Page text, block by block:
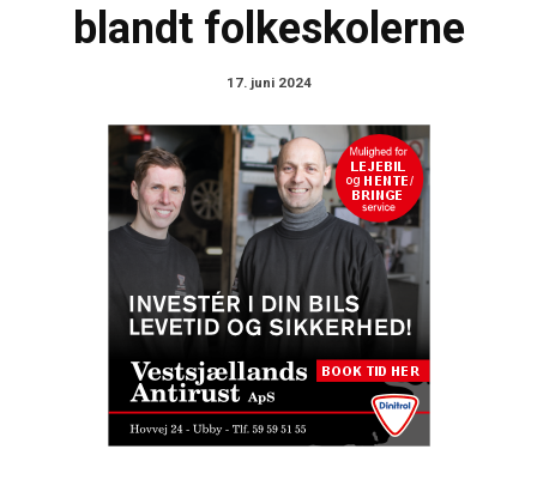
blandt folkeskolerne
17. juni 2024